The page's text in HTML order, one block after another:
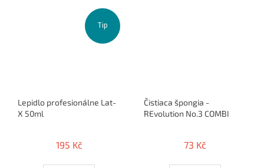
Tip
Lepidlo profesionálne Lat-
X 50ml
195 Kč
Čistiaca špongia -
REvolution No.3 COMBI
73 Kč